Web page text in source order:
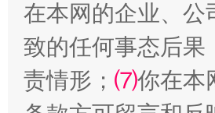
扯下公款旅游的“隐身衣”
在本网的企业、公
致的任何事态后果
责情形； ⑺你在本